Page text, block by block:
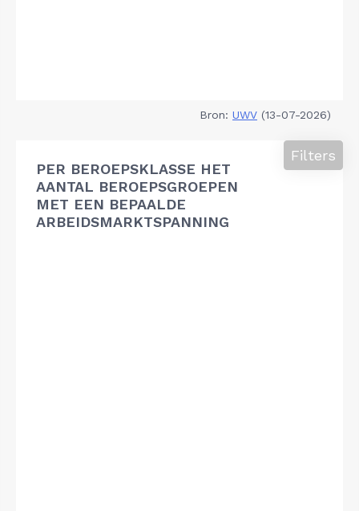
Bron: UWV (13-07-2026)
PER BEROEPSKLASSE HET
AANTAL BEROEPSGROEPEN
MET EEN BEPAALDE
ARBEIDSMARKTSPANNING
Filters